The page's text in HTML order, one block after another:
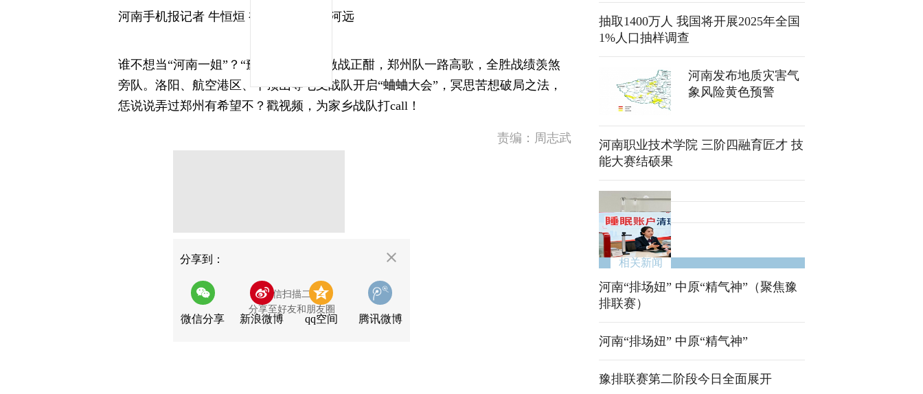
河南手机报记者 牛恒烜 视频 赵丹心 刘河远
谁不想当“河南一姐”？“豫排联赛”八强激战正酣，郑州队一路高歌，全胜战绩羡煞
旁队。洛阳、航空港区、平顶山等七支战队开启“蛐蛐大会”，冥思苦想破局之法，
恁说说弄过郑州有希望不？戳视频，为家乡战队打call！
责编：周志武
分享到：
微信分享
用微信扫描二维码
分享至好友和朋友圈
新浪微博 qq空间 腾讯微博
抽取1400万人 我国将开展2025年全国
1%人口抽样调查
河南发布地质灾害气
象风险黄色预警
河南职业技术学院 三阶四融育匠才 技
能大赛结硕果
相关新闻
河南“排场妞” 中原“精气神”（聚焦豫
排联赛）
河南“排场妞” 中原“精气神”
豫排联赛第二阶段今日全面展开